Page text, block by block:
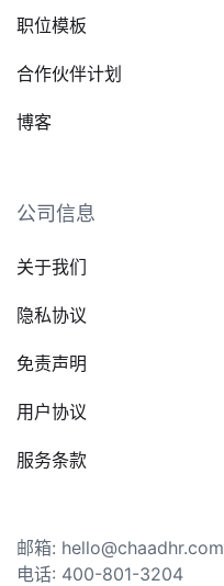
职位模板
合作伙伴计划
博客
公司信息
关于我们
隐私协议
免责声明
用户协议
服务条款
邮箱: hello@chaadhr.com
电话: 400-801-3204